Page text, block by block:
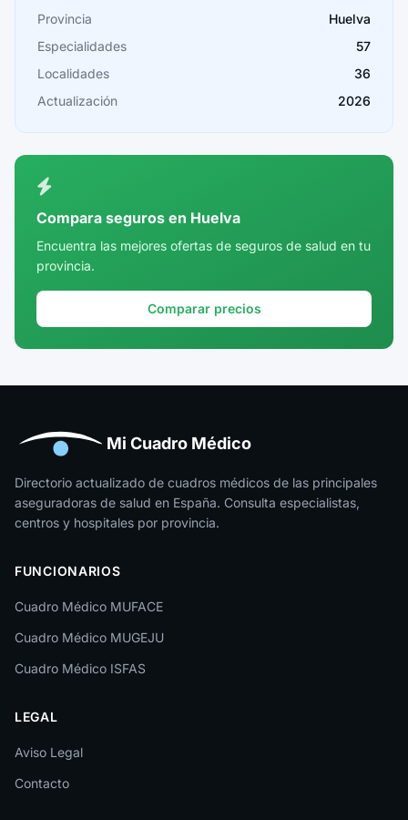
Cádiz
Cantabria
Castellón
Córdoba
Cuenca
Girona
Huesca
Jaén
La Rioja
León
Lleida
Lugo
Málaga
Melilla
Murcia
Provincia
Huelva
Especialidades
57
Localidades
36
Actualización
2026
Compara seguros en Huelva
Encuentra las mejores ofertas de seguros de salud en tu
provincia.
Comparar precios
Mi Cuadro Médico
Directorio actualizado de cuadros médicos de las principales
aseguradoras de salud en España. Consulta especialistas,
centros y hospitales por provincia.
FUNCIONARIOS
Cuadro Médico MUFACE
Cuadro Médico MUGEJU
Cuadro Médico ISFAS
LEGAL
Aviso Legal
Contacto